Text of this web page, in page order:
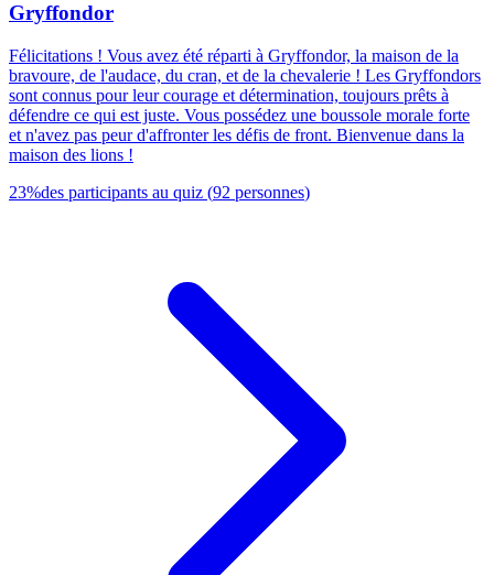
Gryffondor
Félicitations ! Vous avez été réparti à Gryffondor, la maison de la
bravoure, de l'audace, du cran, et de la chevalerie ! Les Gryffondors
sont connus pour leur courage et détermination, toujours prêts à
défendre ce qui est juste. Vous possédez une boussole morale forte
et n'avez pas peur d'affronter les défis de front. Bienvenue dans la
maison des lions !
23%des participants au quiz (92 personnes)